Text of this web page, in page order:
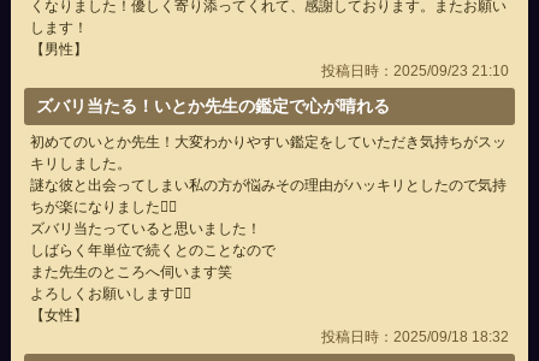
くなりました！優しく寄り添ってくれて、感謝しております。またお願い
します！
【男性】
投稿日時：2025/09/23 21:10
ズバリ当たる！いとか先生の鑑定で心が晴れる
初めてのいとか先生！大変わかりやすい鑑定をしていただき気持ちがスッ
キリしました。
謎な彼と出会ってしまい私の方が悩みその理由がハッキリとしたので気持
ちが楽になりました🙂‍↕️
ズバリ当たっていると思いました！
しばらく年単位で続くとのことなので
また先生のところへ伺います笑
よろしくお願いします🙇‍♀️
【女性】
投稿日時：2025/09/18 18:32